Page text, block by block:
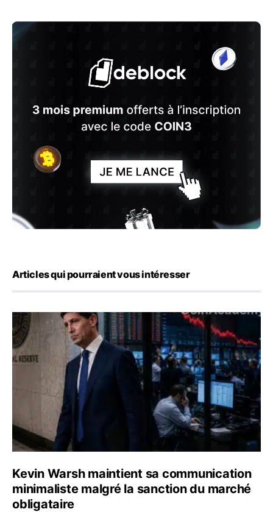
Articles qui pourraient vous intéresser
Kevin Warsh maintient sa communication minimaliste
Kevin Warsh maintient sa communication
minimaliste malgré la sanction du marché
obligataire